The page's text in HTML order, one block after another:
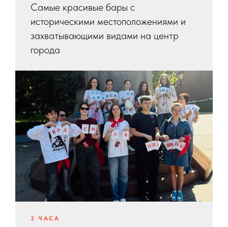
Самые красивые бары с
историческими местоположениями и
захватывающими видами на центр
города
2 ЧАСА